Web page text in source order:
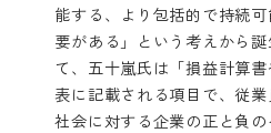
能する、より包括的で持続
要がある」という考えから
て、五十嵐氏は「損益計算
表に記載される項目で、従
社会に対する企業の正と負